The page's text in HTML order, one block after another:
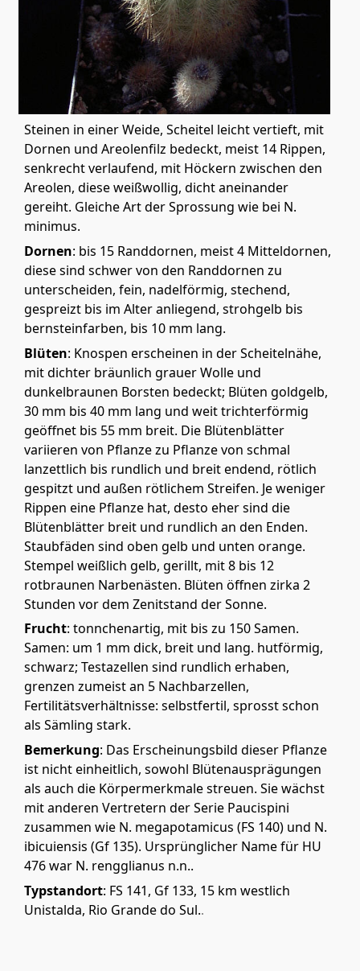
Steinen in einer Weide, Scheitel leicht vertieft, mit
Dornen und Areolenfilz bedeckt, meist 14 Rippen,
senkrecht verlaufend, mit Höckern zwischen den
Areolen, diese weißwollig, dicht aneinander
gereiht. Gleiche Art der Sprossung wie bei N.
minimus.
Dornen: bis 15 Randdornen, meist 4 Mitteldornen,
diese sind schwer von den Randdornen zu
unterscheiden, fein, nadelförmig, stechend,
gespreizt bis im Alter anliegend, strohgelb bis
bernsteinfarben, bis 10 mm lang.
Blüten: Knospen erscheinen in der Scheitelnähe,
mit dichter bräunlich grauer Wolle und
dunkelbraunen Borsten bedeckt; Blüten goldgelb,
30 mm bis 40 mm lang und weit trichterförmig
geöffnet bis 55 mm breit. Die Blütenblätter
variieren von Pflanze zu Pflanze von schmal
lanzettlich bis rundlich und breit endend, rötlich
gespitzt und außen rötlichem Streifen. Je weniger
Rippen eine Pflanze hat, desto eher sind die
Blütenblätter breit und rundlich an den Enden.
Staubfäden sind oben gelb und unten orange.
Stempel weißlich gelb, gerillt, mit 8 bis 12
rotbraunen Narbenästen. Blüten öffnen zirka 2
Stunden vor dem Zenitstand der Sonne.
Frucht: tonnchenartig, mit bis zu 150 Samen.
Samen: um 1 mm dick, breit und lang. hutförmig,
schwarz; Testazellen sind rundlich erhaben,
grenzen zumeist an 5 Nachbarzellen,
Fertilitätsverhältnisse: selbstfertil, sprosst schon
als Sämling stark.
Bemerkung: Das Erscheinungsbild dieser Pflanze
ist nicht einheitlich, sowohl Blütenausprägungen
als auch die Körpermerkmale streuen. Sie wächst
mit anderen Vertretern der Serie Paucispini
zusammen wie N. megapotamicus (FS 140) und N.
ibicuiensis (Gf 135). Ursprünglicher Name für HU
476 war N. rengglianus n.n..
Typstandort: FS 141, Gf 133, 15 km westlich
Unistalda, Rio Grande do Sul..